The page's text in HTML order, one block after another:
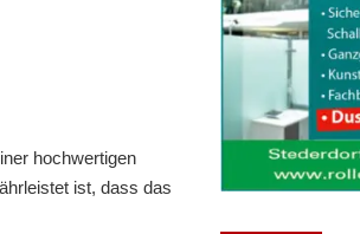
hochwertigen
ist, dass das